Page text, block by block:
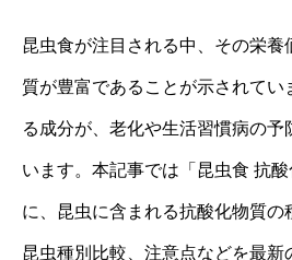
昆虫食が注目される中、その栄養
質が豊富であることが示されてい
る成分が、老化や生活習慣病の予
います。本記事では「昆虫食 抗
に、昆虫に含まれる抗酸化物質の
昆虫種別比較、注意点などを最新